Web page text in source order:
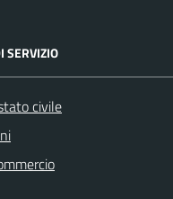
SERVIZIO
civile